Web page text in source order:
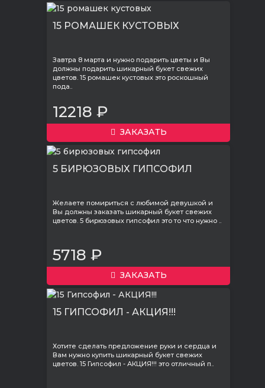
15 РОМАШЕК КУСТОВЫХ
Завтра 8 марта и нужно подарить цветы и Вы
должны подарить шикарный букет свежих
цветов. 15 ромашек кустовых это роскошный
пода..
12218 ₽
ЗАКАЗАТЬ
5 БИРЮЗОВЫХ ГИПСОФИЛ
Желаете помириться с любимой девушкой и
Вы должны заказать шикарный букет свежих
цветов. 5 бирюзовых гипсофил это то что нужно ..
5718 ₽
ЗАКАЗАТЬ
15 ГИПСОФИЛ - АКЦИЯ!!!
Хотите сделать предложение руки и сердца и
Вам нужно купить шикарный букет свежих
цветов. 15 Гипсофил - АКЦИЯ!!! это отличный п..